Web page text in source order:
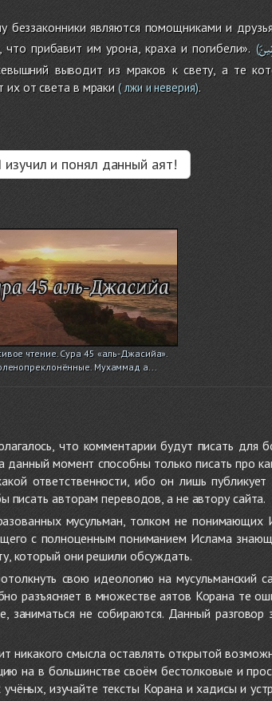
беззаконники являются помощниками и
прибавит им урона, краха и погибели». (
выводит из мраков к свету, а те
их от света в мраки ( лжи и неверия).
изучил и понял данный аят!
чтение. Сура 45 «аль-Джасийа».
Мухаммад а...
что комментарии будут писать для
момент способны только писать про
ответственности, ибо он лишь
авторам переводов, а не автору сайта.
мусульман, толком не
с полноценным пониманием Ислама
который они решили обсуждать.
свою идеологию на мусульманский
разъясняет в множестве аятов Корана те
не собираются. Данный
смысла оставлять открытой
на в большинстве своём бестолковые и
изучайте тексты Корана и хадисы и